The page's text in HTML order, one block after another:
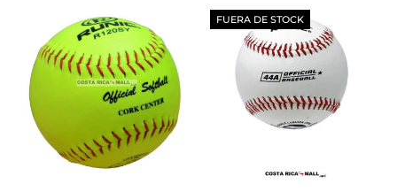
FUERA DE STOCK